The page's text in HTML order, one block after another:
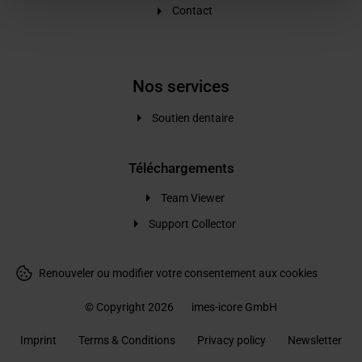
Contact
Nos services
Soutien dentaire
Téléchargements
Team Viewer
Support Collector
Renouveler ou modifier votre consentement aux cookies
© Copyright 2026 imes-icore GmbH
Imprint Terms & Conditions Privacy policy Newsletter